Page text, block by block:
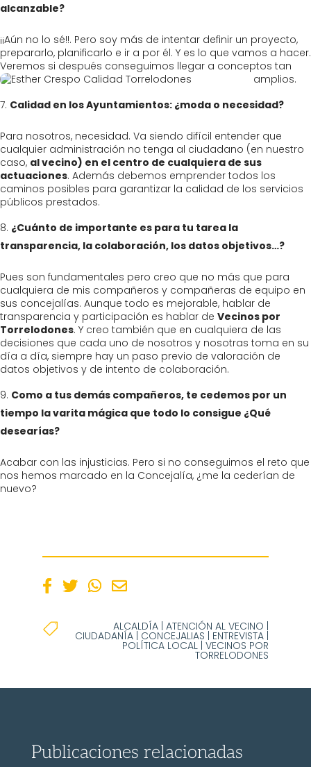
alcanzable?
¡¡Aún no lo sé!!. Pero soy más de intentar definir un proyecto,
prepararlo, planificarlo e ir a por él. Y es lo que vamos a hacer.
Veremos si después conseguimos llegar a conceptos tan
amplios.
Calidad en los Ayuntamientos: ¿moda o necesidad?
Para nosotros, necesidad. Va siendo difícil entender que
cualquier administración no tenga al ciudadano (en nuestro
caso, al vecino) en el centro de cualquiera de sus
actuaciones. Además debemos emprender todos los
caminos posibles para garantizar la calidad de los servicios
públicos prestados.
¿Cuánto de importante es para tu tarea la
transparencia, la colaboración, los datos objetivos…?
Pues son fundamentales pero creo que no más que para
cualquiera de mis compañeros y compañeras de equipo en
sus concejalías. Aunque todo es mejorable, hablar de
transparencia y participación es hablar de Vecinos por
Torrelodones. Y creo también que en cualquiera de las
decisiones que cada uno de nosotros y nosotras toma en su
día a día, siempre hay un paso previo de valoración de
datos objetivos y de intento de colaboración.
Como a tus demás compañeros, te cedemos por un
tiempo la varita mágica que todo lo consigue ¿Qué
desearías?
Acabar con las injusticias. Pero si no conseguimos el reto que
nos hemos marcado en la Concejalía, ¿me la cederían de
nuevo?
 ALCALDÍA |ATENCIÓN AL VECINO |
CIUDADANÍA | CONCEJALIAS | ENTREVISTA |
POLÍTICA LOCAL |VECINOS POR
TORRELODONES
Publicaciones relacionadas